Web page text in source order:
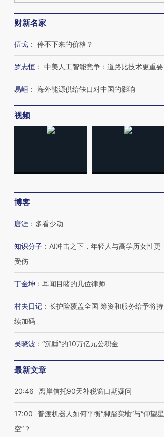
财新名家
伍戈 ： 停不下来的价格？
罗志恒 ： 中美人工智能竞争：道路比技术更重要
易峘 ： 海外能源供给缺口对中国的影响
视频
博客
唐涯 ： 多看少动
知识分子 ： AI冲击之下，年轻人与高学历女性更
受伤
丁金坤 ： 耳闻目睹的几位律师
村夫日记 ： 长护险覆盖全国 筹资和服务给予将持
续加码
吴晓波 ： “沉睡”的10万亿元公积金
最新文章
20:46 离岸信托90天补税窗口期疑问
17:00
普渡机器人如何平衡“脚踏实地”与“仰望星
空”？